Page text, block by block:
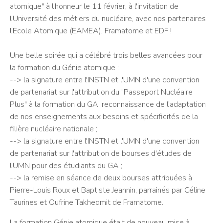
atomique" à l'honneur le 11 février, à l'invitation de
l'Université des métiers du nucléaire, avec nos partenaires
l'Ecole Atomique (EAMEA), Framatome et EDF !
Une belle soirée qui a célébré trois belles avancées pour
la formation du Génie atomique :
--> la signature entre l'INSTN et l'UMN d'une convention
de partenariat sur l'attribution du "Passeport Nucléaire
Plus" à la formation du GA, reconnaissance de l’adaptation
de nos enseignements aux besoins et spécificités de la
filière nucléaire nationale ;
--> la signature entre l'INSTN et l'UMN d'une convention
de partenariat sur l'attribution de bourses d'études de
l'UMN pour des étudiants du GA ;
--> la remise en séance de deux bourses attribuées à
Pierre-Louis Roux et Baptiste Jeannin, parrainés par Céline
Taurines et Oufrine Takhedmit de Framatome.